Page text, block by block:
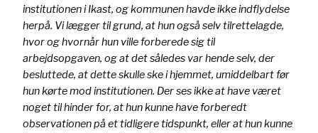
institutionen i Ikast, og kommunen havde ikke indflydelse
herpå. Vi lægger til grund, at hun også selv tilrettelagde,
hvor og hvornår hun ville forberede sig til
arbejdsopgaven, og at det således var hende selv, der
besluttede, at dette skulle ske i hjemmet, umiddelbart før
hun kørte mod institutionen. Der ses ikke at have været
noget til hinder for, at hun kunne have forberedt
observationen på et tidligere tidspunkt, eller at hun kunne